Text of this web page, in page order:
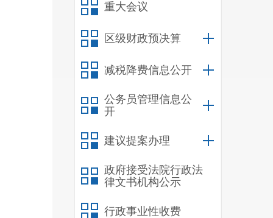
重大会议
区级财政预决算
减税降费信息公开
公务员管理信息公
开
建议提案办理
政府接受法院行政法
律文书机构公示
行政事业性收费